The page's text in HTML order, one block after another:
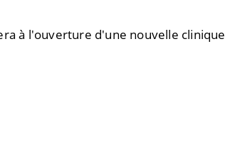
à l'ouverture d'une nouvelle clinique